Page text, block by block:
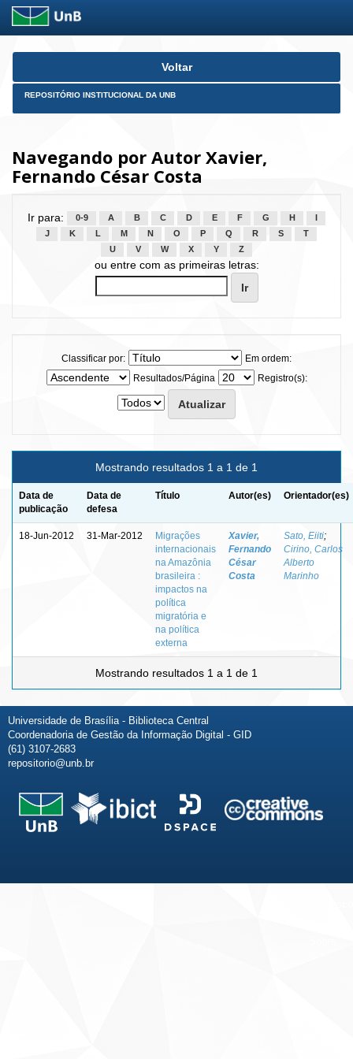
Skip
Voltar
REPOSITÓRIO INSTITUCIONAL DA UNB
Navegando por Autor Xavier,
Fernando César Costa
Ir para: 0-9 A B C D E F G H
J
K L M N O P Q R S
T
U
V W X Y Z
ou entre com as primeiras letras:
Classificar por:
Em ordem:
Resultados/Página
Registro(s):
Mostrando resultados 1 a 1 de 1
Data de
publicação
Data de
defesa
Título Autor(es) Orientador(es)
18-Jun-2012 31-Mar-2012
Migrações
internacionais
na Amazônia
brasileira :
impactos na
política
migratória e
na política
externa
Xavier,
Fernando
César
Costa
Sato, Eiiti;
Cirino, Carlos
Alberto
Marinho
Mostrando resultados 1 a 1 de 1
Universidade de Brasília - Biblioteca Central
Coordenadoria de Gestão da Informação Digital - GID
(61) 3107-2683
repositorio@unb.br